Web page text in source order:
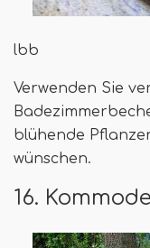
lbb
Verwenden Sie
blühende
wünschen.
16.